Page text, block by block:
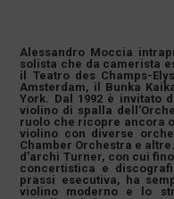
Alessandro Moccia
solista che da camerista
il Teatro des Champs-
Amsterdam, il Bunka
York. Dal 1992 è invitato
violino di spalla
ruolo che ricopre ancora
violino con diverse
Chamber Orchestra e
d’archi Turner, con cui
concertistica e
prassi esecutiva, ha
violino moderno e lo